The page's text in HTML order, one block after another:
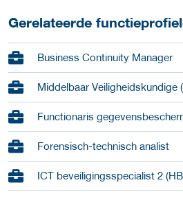
Gerelateerde
Business Continuity Manager
Middelbaar Veiligheidskundige
Functionaris
Forensisch-technisch analist
ICT beveiligingsspecialist 2